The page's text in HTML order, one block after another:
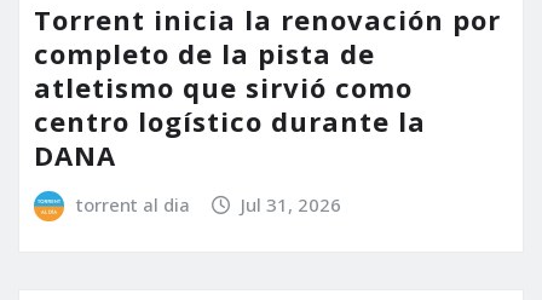
Torrent inicia la renovación por
completo de la pista de
atletismo que sirvió como
centro logístico durante la
DANA
torrent al dia Jul 31, 2026